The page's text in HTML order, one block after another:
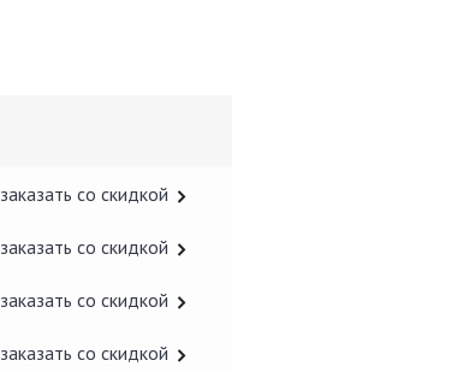
заказать со скидкой
заказать со скидкой
заказать со скидкой
заказать со скидкой